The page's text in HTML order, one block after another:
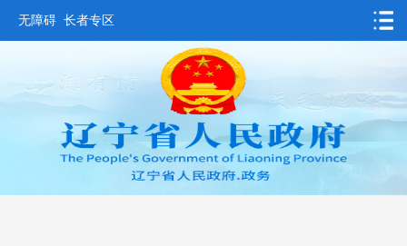
无障碍 长者专区
要闻动态
政务公开